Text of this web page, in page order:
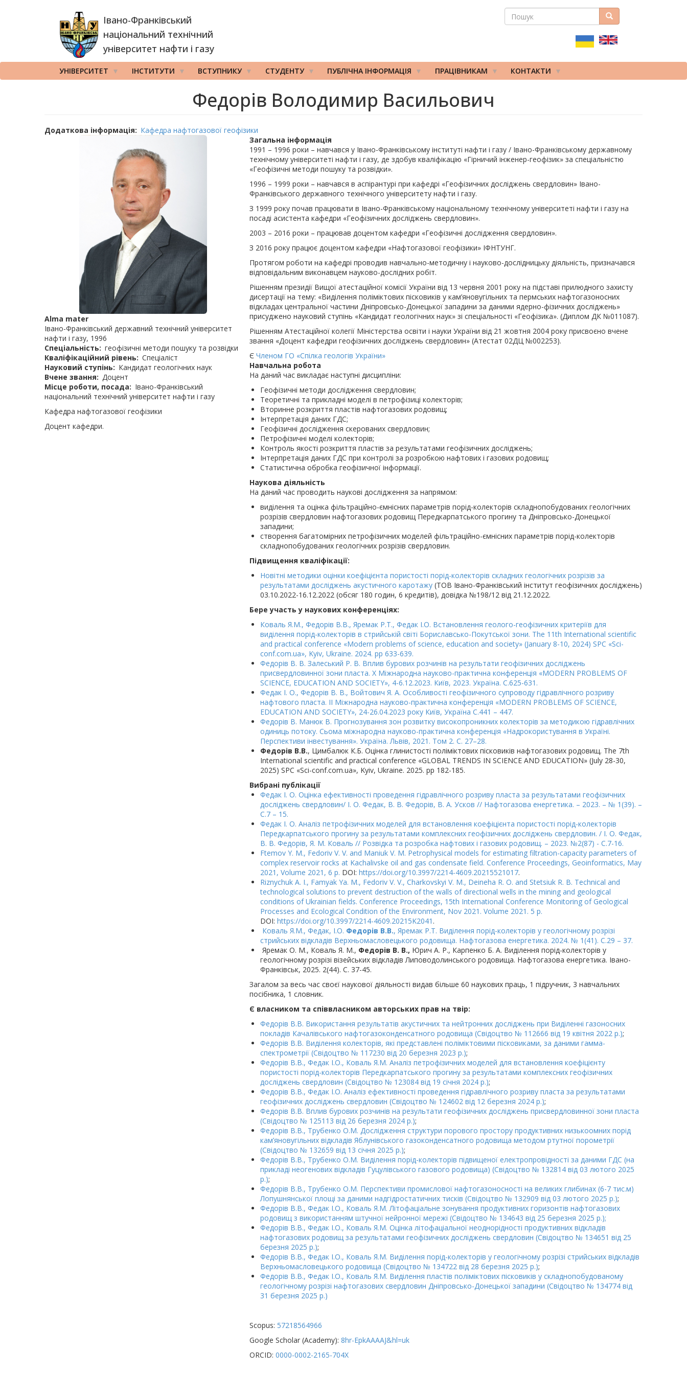
Івано-Франківський
національний технічний
університет нафти і газу
ПОШУКОВА
ПОШУК Пошук
УНІВЕРСИТЕТ ІНСТИТУТИ ВСТУПНИКУ СТУДЕНТУ ПУБЛІЧНА ІНФОРМАЦІЯ ПРАЦІВНИКАМ КОНТАКТИ
Федорів Володимир Васильович
Додаткова інформація Кафедра нафтогазової геофізики
Alma mater
Івано-Франківський державний технічний університет
нафти і газу, 1996
Спеціальність
геофізичні методи пошуку та розвідки
Кваліфікаційний рівень
Спеціаліст
Науковий ступінь
Кандидат геологічних наук
Вчене звання
Доцент
Місце роботи, посада
Івано-Франківський
національний технічний університет нафти і газу
Кафедра нафтогазової геофізики
Доцент кафедри.
Загальна інформація
1991 – 1996 роки – навчався у Івано-Франківському інституті нафти і газу / Івано-Франківському державному
технічному університеті нафти і газу, де здобув кваліфікацію «Гірничий інженер-геофізик» за спеціальністю
«Геофізичні методи пошуку та розвідки».
1996 – 1999 роки – навчався в аспірантурі при кафедрі «Геофізичних досліджень свердловин» Івано-
Франківського державного технічного університету нафти і газу.
З 1999 року почав працювати в Івано-Франківському національному технічному університеті нафти і газу на
посаді асистента кафедри «Геофізичних досліджень свердловин».
2003 – 2016 роки – працював доцентом кафедри «Геофізичні дослідження свердловин».
З 2016 року працює доцентом кафедри «Нафтогазової геофізики» ІФНТУНГ.
Протягом роботи на кафедрі проводив навчально-методичну і науково-дослідницьку діяльність, призначався
відповідальним виконавцем науково-дослідних робіт.
Рішенням президії Вищої атестаційної комісії України від 13 червня 2001 року на підставі прилюдного захисту
дисертації на тему: «Виділення поліміктових пісковиків у кам’яновугільних та пермських нафтогазоносних
відкладах центральної частини Дніпровсько-Донецької западини за даними ядерно-фізичних досліджень»
присуджено науковий ступінь «Кандидат геологічних наук» зі спеціальності «Геофізика». (Диплом ДК №011087).
Рішенням Атестаційної колегії Міністерства освіти і науки України від 21 жовтня 2004 року присвоєно вчене
звання «Доцент кафедри геофізичних досліджень свердловин» (Атестат 02ДЦ №002253).
ЄЧленом ГО «Спілка геологів України»
Навчальна робота
На даний час викладає наступні дисципліни:
Геофізичні методи дослідження свердловин;
Теоретичні та прикладні моделі в петрофізиці колекторів;
Вторинне розкриття пластів нафтогазових родовищ;
Інтерпретація даних ГДС;
Геофізичні дослідження скерованих свердловин;
Петрофізичні моделі колекторів;
Контроль якості розкриття пластів за результатами геофізичних досліджень;
Інтерпретація даних ГДС при контролі за розробкою нафтових і газових родовищ;
Статистична обробка геофізичної інформації.
Наукова діяльність
На даний час проводить наукові дослідження за напрямом:
виділення та оцінка фільтраційно-ємнісних параметрів порід-колекторів складнопобудованих геологічних
розрізів свердловин нафтогазових родовищ Передкарпатського прогину та Дніпровсько-Донецької
западини;
створення багатомірних петрофізичних моделей фільтраційно-ємнісних параметрів порід-колекторів
складнопобудованих геологічних розрізів свердловин.
Підвищення кваліфікації:
Новітні методики оцінки коефіцієнта пористості порід-колекторів складних геологічних розрізів за
результатами досліджень акустичного каротажу (ТОВ Івано-Франківський інститут геофізичних досліджень)
03.10.2022-16.12.2022 (обсяг 180 годин, 6 кредитів), довідка №198/12 від 21.12.2022.
Бере участь у наукових конференціях:
Коваль Я.М., Федорів В.В., Яремак Р.Т., Федак І.О. Встановлення геолого-геофізичних критеріїв для
виділення порід-колекторів в стрийській світі Бориславсько-Покутської зони. The 11th International scientific
and practical conference «Modern problems of science, education and society» (January 8-10, 2024) SPC «Sci-
conf.com.ua», Kyiv, Ukraine. 2024. pр 633-639.
Федорів В. В. Залеський Р. В. Вплив бурових розчинів на результати геофізичних досліджень
присвердловинної зони пласта. X Міжнародна науково-практична конференція «MODERN PROBLEMS OF
SCIENCE, EDUCATION AND SOCIETY», 4-6.12.2023. Київ, 2023. Україна. С.625-631.
Федак І. О., Федорів В. В., Войтович Я. А. Особливості геофізичного супроводу гідравлічного розриву
нафтового пласта. II Міжнародна науково-практична конференція «MODERN PROBLEMS OF SCIENCE,
EDUCATION AND SOCIETY», 24-26.04.2023 року Київ, Україна С.441 – 447.
Федорів В. Манюк В. Прогнозування зон розвитку високопроникних колекторів за методикою гідравлічних
одиниць потоку. Сьома міжнародна науково-практична конференція «Надрокористування в Україні.
Перспективи інвестування». Україна. Львів, 2021. Том 2. С. 27–28.
Федорів В.В., Цимбалюк К.Б. Оцінка глинистості поліміктових пісковиків нафтогазових родовищ. The 7th
International scientific and practical conference «GLOBAL TRENDS IN SCIENCE AND EDUCATION» (July 28-30,
2025) SPC «Sci-conf.com.ua», Kyiv, Ukraine. 2025. pр 182-185.
Вибрані публікації
Федак І. О. Оцінка ефективності проведення гідравлічного розриву пласта за результатами геофізичних
досліджень свердловин/ І. О. Федак, В. В. Федорів, В. А. Усков // Нафтогазова енергетика. – 2023. – № 1(39). –
С.7 – 15.
Федак І. О. Аналіз петрофізичних моделей для встановлення коефіцієнта пористості порід-колекторів
Передкарпатського прогину за результатами комплексних геофізичних досліджень свердловин. / І. О. Федак,
В. В. Федорів, Я. М. Коваль // Розвідка та розробка нафтових і газових родовищ. – 2023. №2(87) - С.7-16.
Ftemov Y. M., Fedoriv V. V. and Maniuk V. M. Petrophysical models for estimating filtration-capacity parameters of
complex reservoir rocks at Kachalivske oil and gas condensate field. Conference Proceedings, Geoinformatics, May
2021, Volume 2021, 6 p. DOI:https://doi.org/10.3997/2214-4609.20215521017.
Riznychuk A. I., Famyak Ya. M., Fedoriv V. V., Charkovskyi V. M., Deineha R. O. and Stetsiuk R. B. Technical and
technological solutions to prevent destruction of the walls of directional wells in the mining and geological
conditions of Ukrainian fields. Conference Proceedings, 15th International Conference Monitoring of Geological
Processes and Ecological Condition of the Environment, Nov 2021. Volume 2021. 5 p.
DOI:https://doi.org/10.3997/2214-4609.20215K2041 .
Коваль Я.М., Федак, І.О. Федорів В.В., Яремак Р.Т. Виділення порід-колекторів у геологічному розрізі
стрийських відкладів Верхньомасловецького родовища. Нафтогазова енергетика. 2024. № 1(41). С.29 – 37.
Яремак О. М., Коваль Я. М., Федорів В. В., Юрич А. Р., Карпенко Б. А. Виділення порід-колекторів у
геологічному розрізі візейських відкладів Липоводолинського родовища. Нафтогазова енергетика. Івано-
Франківськ, 2025. 2(44). С. 37-45.
Загалом за весь час своєї наукової діяльності видав більше 60 наукових праць, 1 підручник, 3 навчальних
посібника, 1 словник.
Є власником та співвласником авторських прав на твір:
Федорів В.В. Використання результатів акустичних та нейтронних досліджень при Виділенні газоносних
покладів Качалівського нафтогазоконденсатного родовища (Свідоцтво № 112666 від 19 квітня 2022 р.);
Федорів В.В. Виділення колекторів, які представлені поліміктовими пісковиками, за даними гамма-
спектрометрії (Свідоцтво № 117230 від 20 березня 2023 р.);
Федорів В.В., Федак І.О., Коваль Я.М. Аналіз петрофізичних моделей для встановлення коефіцієнту
пористості порід-колекторів Передкарпатського прогину за результатами комплексних геофізичних
досліджень свердловин (Свідоцтво № 123084 від 19 січня 2024 р.);
Федорів В.В., Федак І.О. Аналіз ефективності проведення гідравлічного розриву пласта за результатами
геофізичних досліджень свердловин (Свідоцтво № 124602 від 12 березня 2024 р.);
Федорів В.В. Вплив бурових розчинів на результати геофізичних досліджень присвердловинної зони пласта
(Свідоцтво № 125113 від 26 березня 2024 р.);
Федорів В.В., Трубенко О.М. Дослідження структури порового простору продуктивних низькоомних порід
кам’яновугільних відкладів Яблунівського газоконденсатного родовища методом ртутної порометрії
(Свідоцтво № 132659 від 13 січня 2025 р.);
Федорів В.В., Трубенко О.М. Виділення порід-колекторів підвищеної електропровідності за даними ГДС (на
прикладі неогенових відкладів Гуцулівського газового родовища) (Свідоцтво № 132814 від 03 лютого 2025
р.);
Федорів В.В., Трубенко О.М. Перспективи промислової нафтогазоносності на великих глибинах (6-7 тис.м)
Лопушнянської площі за даними надгідростатичних тисків (Свідоцтво № 132909 від 03 лютого 2025 р.);
Федорів В.В., Федак І.О., Коваль Я.М. Літофаціальне зонування продуктивних горизонтів нафтогазових
родовищ з використанням штучної нейронної мережі (Свідоцтво № 134643 від 25 березня 2025 р.);
Федорів В.В., Федак І.О., Коваль Я.М. Оцінка літофаціальної неоднорідності продуктивних відкладів
нафтогазових родовищ за результатами геофізичних досліджень свердловин (Свідоцтво № 134651 від 25
березня 2025 р.);
Федорів В.В., Федак І.О., Коваль Я.М. Виділення порід-колекторів у геологічному розрізі стрийських відкладів
Верхньомасловецького родовища (Свідоцтво № 134722 від 28 березня 2025 р.);
Федорів В.В., Федак І.О., Коваль Я.М. Виділення пластів поліміктових пісковиків у складнопобудованому
геологічному розрізі нафтогазових свердловин Дніпровсько-Донецької западини (Свідоцтво № 134774 від
31 березня 2025 р.)
Scopus: 57218564966
Google Scholar (Academy):8hr-EpkAAAAJ&hl=uk
ORCID:0000-0002-2165-704X